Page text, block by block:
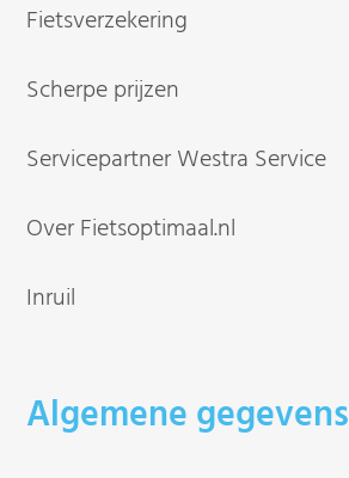
Fietsverzekering
Scherpe prijzen
Servicepartner Westra Service
Over Fietsoptimaal.nl
Inruil
Algemene gegevens